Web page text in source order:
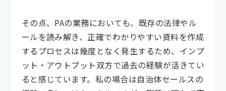
その点、PAの業務においても、既存の法律やル
ールを読み解き、正確でわかりやすい資料を作成
するプロセスは幾度となく発生するため、インプ
ット・アウトプット双方で過去の経験が活きてい
ると感じています。私の場合は自治体セールスの